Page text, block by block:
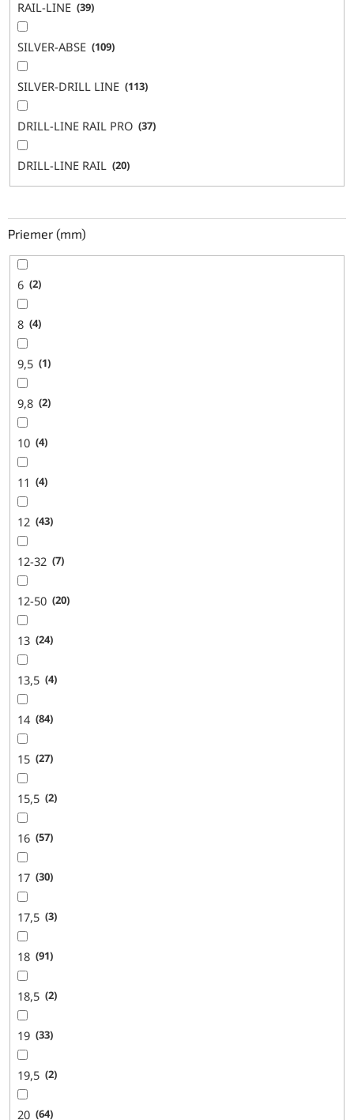
RAIL-LINE 39
SILVER-ABSE 109
SILVER-DRILL LINE 113
DRILL-LINE RAIL PRO 37
DRILL-LINE RAIL 20
Priemer (mm)
6 2
8 4
9,5 1
9,8 2
10 4
11 4
12 43
12-32 7
12-50 20
13 24
13,5 4
14 84
15 27
15,5 2
16 57
17 30
17,5 3
18 91
18,5 2
19 33
19,5 2
20 64